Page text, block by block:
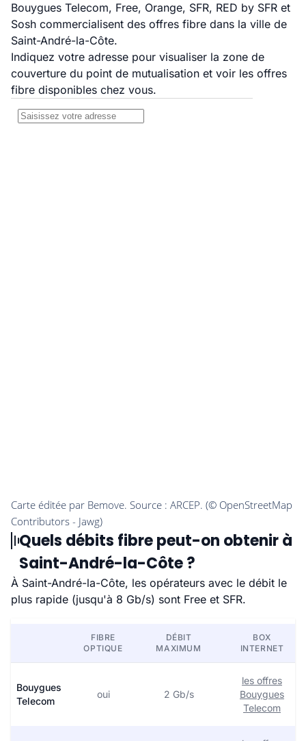
Bouygues Telecom, Free, Orange, SFR, RED by SFR et
Sosh commercialisent des offres fibre dans la ville de
Saint-André-la-Côte.
Indiquez votre adresse pour visualiser la zone de
couverture du point de mutualisation et voir les offres
fibre disponibles chez vous.
Quels débits fibre peut-on obtenir à
Saint-André-la-Côte ?
À Saint-André-la-Côte, les opérateurs avec le débit le
plus rapide (jusqu'à 8 Gb/s) sont Free et SFR.
FIBRE
OPTIQUE
DÉBIT
MAXIMUM
BOX
INTERNET
Bouygues
Telecom
oui 2 Gb/s
les offres
Bouygues
Telecom